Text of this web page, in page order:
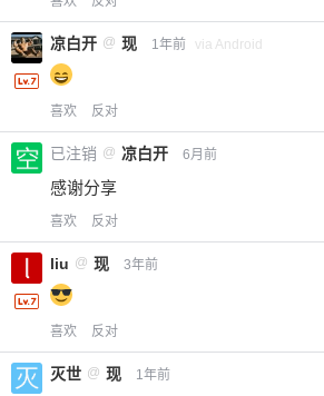
凉白开 @ 现 1年前 via Android
喜欢 反对
已注销 @ 凉白开 6月前
感谢分享
喜欢 反对
liu @ 现 3年前
喜欢 反对
灭世 @ 现 1年前